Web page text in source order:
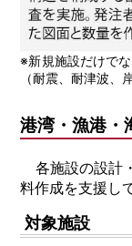
※新規施設だけで
（耐震、耐津波、
港湾・漁港・
各施設の設計
料作成を支援し
対象施設